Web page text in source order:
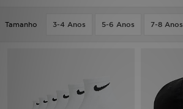
Tamanho 3-4 Anos 5-6 Anos 7-8 Anos
ESTILO